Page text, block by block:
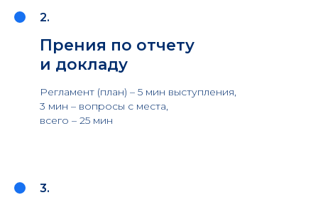
2.
Прения по отчету
и докладу
Регламент (план) – 5 мин выступления,
3 мин – вопросы с места,
всего – 25 мин
3.